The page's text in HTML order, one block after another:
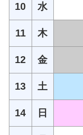
10 水
11 木
12 金
13 土
14 日